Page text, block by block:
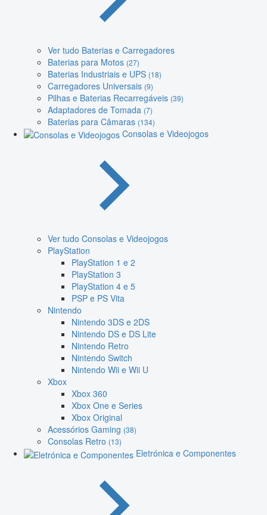
Ver tudo Baterias e Carregadores
Baterias para Motos (27)
Baterias Industriais e UPS (18)
Carregadores Universais (9)
Pilhas e Baterias Recarregáveis (39)
Adaptadores de Tomada (7)
Baterias para Câmaras (134)
Consolas e Videojogos
Ver tudo Consolas e Videojogos
PlayStation
PlayStation 1 e 2
PlayStation 3
PlayStation 4 e 5
PSP e PS Vita
Nintendo
Nintendo 3DS e 2DS
Nintendo DS e DS Lite
Nintendo Retro
Nintendo Switch
Nintendo Wii e Wii U
Xbox
Xbox 360
Xbox One e Series
Xbox Original
Acessórios Gaming (38)
Consolas Retro (13)
Eletrónica e Componentes